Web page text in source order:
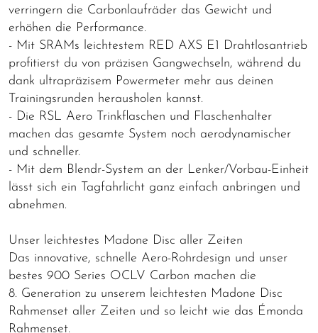
verringern die Carbonlaufräder das Gewicht und
erhöhen die Performance.
- Mit SRAMs leichtestem RED AXS E1 Drahtlosantrieb
profitierst du von präzisen Gangwechseln, während du
dank ultrapräzisem Powermeter mehr aus deinen
Trainingsrunden herausholen kannst.
- Die RSL Aero Trinkflaschen und Flaschenhalter
machen das gesamte System noch aerodynamischer
und schneller.
- Mit dem Blendr-System an der Lenker/Vorbau-Einheit
lässt sich ein Tagfahrlicht ganz einfach anbringen und
abnehmen.
Unser leichtestes Madone Disc aller Zeiten
Das innovative, schnelle Aero-Rohrdesign und unser
bestes 900 Series OCLV Carbon machen die
8. Generation zu unserem leichtesten Madone Disc
Rahmenset aller Zeiten und so leicht wie das Émonda
Rahmenset.